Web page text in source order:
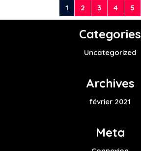
1 2 3 4 5
Categories
Uncategorized
Archives
février 2021
Meta